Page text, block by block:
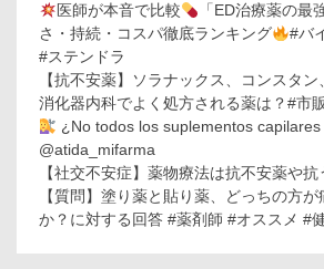
医師が本音で比較
「ED治療薬の最
さ・持続・コスパ徹底ランキング
#バ
#ステンドラ
【抗不安薬】ソラナックス、コンスタ
消化器内科でよく処方される薬は？#市
¿No todos los suplementos
@atida_mifarma
【社交不安症】薬物療法は抗不安薬や
【質問】塗り薬と貼り薬、どっちの方
か？に対する回答 #薬剤師 #オススメ #